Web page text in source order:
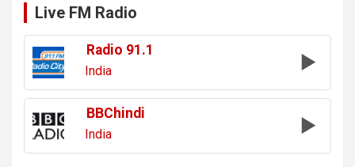
Live FM Radio
Radio 91.1
India
BBChindi
India